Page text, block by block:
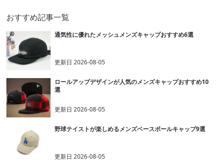
おすすめ記事一覧
通気性に優れたメッシュメンズキャップおすすめ6選
更新日2026-08-05
ロールアップデザインが人気のメンズキャップおすすめ10
選
更新日2026-08-05
野球テイストが楽しめるメンズベースボールキャップ9選
更新日2026-08-05